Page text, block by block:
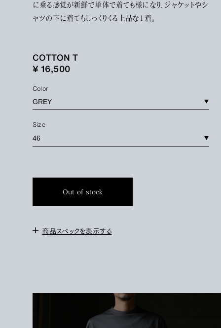
に乗る感覚が新鮮で単体で着ても様になり、ジャケットやシ
ャツの下に着てもしっくりくる上品な１着。
COTTON T
¥ 16,500
Color
Size
Out of stock
商品スペックを表示する
172cm / サイズ46を着用